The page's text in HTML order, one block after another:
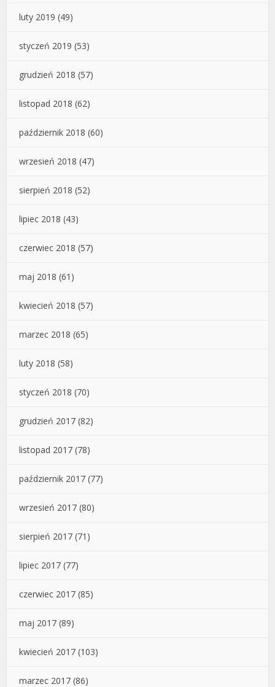
luty 2019 (49)
styczeń 2019 (53)
grudzień 2018 (57)
listopad 2018 (62)
październik 2018 (60)
wrzesień 2018 (47)
sierpień 2018 (52)
lipiec 2018 (43)
czerwiec 2018 (57)
maj 2018 (61)
kwiecień 2018 (57)
marzec 2018 (65)
luty 2018 (58)
styczeń 2018 (70)
grudzień 2017 (82)
listopad 2017 (78)
październik 2017 (77)
wrzesień 2017 (80)
sierpień 2017 (71)
lipiec 2017 (77)
czerwiec 2017 (85)
maj 2017 (89)
kwiecień 2017 (103)
marzec 2017 (86)